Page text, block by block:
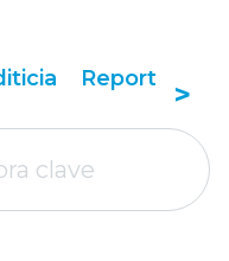
Tácticas
>